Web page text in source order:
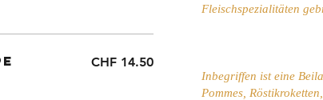
CHF 14.50
Fleischspezialitäten
Inbegriffen ist eine
Pommes,